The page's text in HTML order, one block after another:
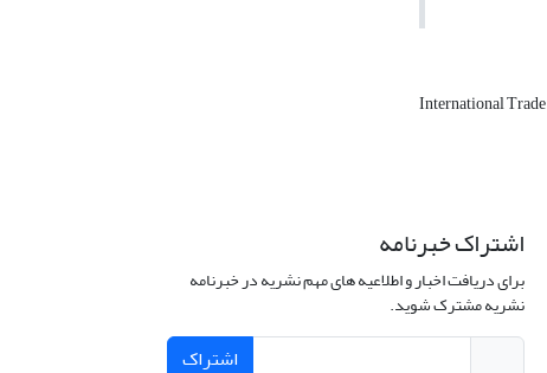
International Trade
اشتراک خبرنامه
برای دریافت اخبار و اطلاعیه های مهم نشریه در خبرنامه
نشریه مشترک شوید.
اشتراک